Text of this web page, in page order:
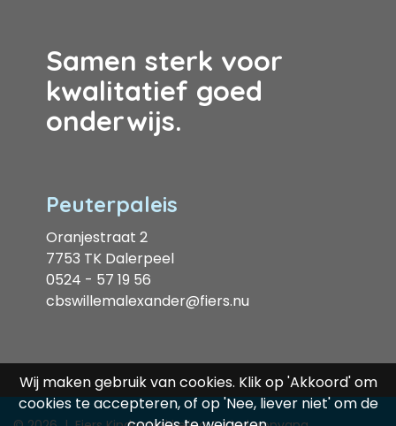
Wij maken gebruik van cookies. Klik op 'Akkoord' om
cookies te accepteren, of op 'Nee, liever niet' om de
Samen sterk voor
kwalitatief goed
onderwijs.
Peuterpaleis
Oranjestraat 2
7753 TK Dalerpeel
0524 - 57 19 56
cbswillemalexander@fiers.nu